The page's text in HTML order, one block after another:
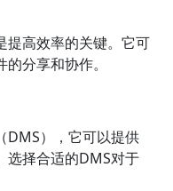
提高效率的关键。它可
分享和协作。
DMS），它可以提供
选择合适的DMS对于